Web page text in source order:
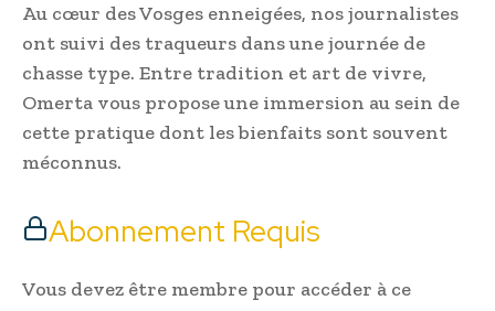
Au cœur des Vosges enneigées, nos journalistes
ont suivi des traqueurs dans une journée de
chasse type. Entre tradition et art de vivre,
Omerta vous propose une immersion au sein de
cette pratique dont les bienfaits sont souvent
méconnus.
Abonnement Requis
Vous devez être membre pour accéder à ce